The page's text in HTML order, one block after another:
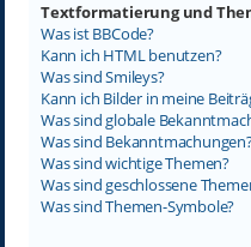
Textformatierung und
Was ist BBCode?
Kann ich HTML benutzen?
Was sind Smileys?
Kann ich Bilder in meine
Was sind globale
Was sind
Was sind wichtige Themen?
Was sind geschlossene
Was sind Themen-Symbole?